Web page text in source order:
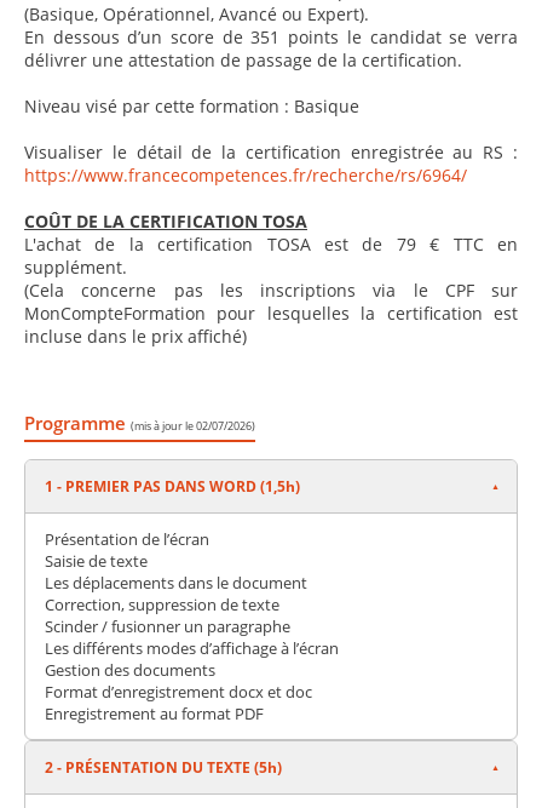
(Basique, Opérationnel, Avancé ou Expert).
En dessous d’un score de 351 points le candidat se verra
délivrer une attestation de passage de la certification.
Niveau visé par cette formation : Basique
Visualiser le détail de la certification enregistrée au RS :
https://www.francecompetences.fr/recherche/rs/6964/
COÛT DE LA CERTIFICATION TOSA
L'achat de la certification TOSA est de 79 € TTC en
supplément.
(Cela concerne pas les inscriptions via le CPF sur
MonCompteFormation pour lesquelles la certification est
incluse dans le prix affiché)
Programme (mis à jour le 02/07/2026)
1 - PREMIER PAS DANS WORD (1,5h)
Présentation de l’écran
Saisie de texte
Les déplacements dans le document
Correction, suppression de texte
Scinder / fusionner un paragraphe
Les différents modes d’affichage à l’écran
Gestion des documents
Format d’enregistrement docx et doc
Enregistrement au format PDF
2 - PRÉSENTATION DU TEXTE (5h)